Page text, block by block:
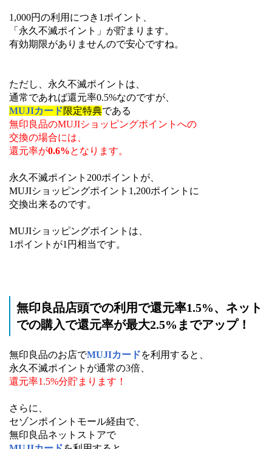
1,000円の利用につき1ポイント、
「永久不滅ポイント」が貯まります。
有効期限がありませんので安心ですね。
ただし、永久不滅ポイントは、
通常であれば還元率0.5%なのですが、
MUJIカード限定特典である
無印良品のMUJIショッピングポイントへの
交換の場合には、
還元率が0.6%となります。
永久不滅ポイント200ポイントが、
MUJIショッピングポイント1,200ポイントに
交換出来るのです。
MUJIショッピングポイントは、
1ポイントが1円相当です。
無印良品店頭での利用で還元率1.5%、ネット
での購入で還元率が最大2.5%までアップ！
無印良品のお店でMUJIカードを利用すると、
永久不滅ポイントが通常の3倍、
還元率1.5%分貯まります！
さらに、
セゾンポイントモール経由で、
無印良品ネットストアで